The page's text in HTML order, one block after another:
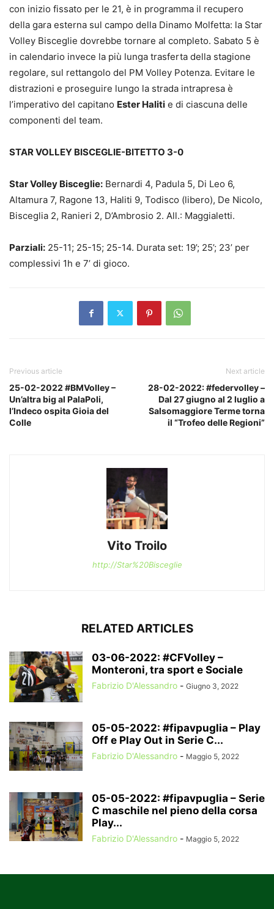
con inizio fissato per le 21, è in programma il recupero
della gara esterna sul campo della Dinamo Molfetta: la Star
Volley Bisceglie dovrebbe tornare al completo. Sabato 5 è
in calendario invece la più lunga trasferta della stagione
regolare, sul rettangolo del PM Volley Potenza. Evitare le
distrazioni e proseguire lungo la strada intrapresa è
l’imperativo del capitano Ester Haliti e di ciascuna delle
componenti del team.
STAR VOLLEY BISCEGLIE-BITETTO 3-0
Star Volley Bisceglie: Bernardi 4, Padula 5, Di Leo 6,
Altamura 7, Ragone 13, Haliti 9, Todisco (libero), De Nicolo,
Bisceglia 2, Ranieri 2, D’Ambrosio 2. All.: Maggialetti.
Parziali: 25-11; 25-15; 25-14. Durata set: 19’; 25’; 23’ per
complessivi 1h e 7’ di gioco.
Previous article
25-02-2022 #BMVolley –
Un’altra big al PalaPoli,
l’Indeco ospita Gioia del
Colle
Next article
28-02-2022: #federvolley –
Dal 27 giugno al 2 luglio a
Salsomaggiore Terme torna
il “Trofeo delle Regioni”
Vito Troilo
http://Star%20Bisceglie
RELATED ARTICLES
03-06-2022: #CFVolley –
Monteroni, tra sport e Sociale
Fabrizio D'Alessandro - Giugno 3, 2022
05-05-2022: #fipavpuglia – Play
Off e Play Out in Serie C...
Fabrizio D'Alessandro - Maggio 5, 2022
05-05-2022: #fipavpuglia – Serie
C maschile nel pieno della corsa
Play...
Fabrizio D'Alessandro - Maggio 5, 2022